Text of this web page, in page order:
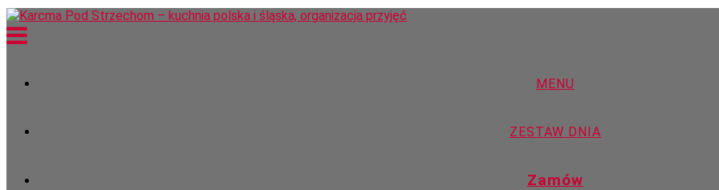
MENU
ZESTAW DNIA
Zamów